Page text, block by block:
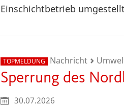
Einschichtbetrieb
TOPMELDUNG Nachricht
Sperrung des
30.07.2026